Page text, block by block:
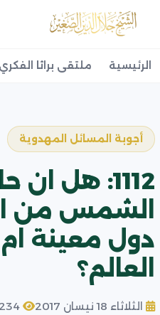
الرئيسية ملتقى براثا الفكري
أجوبة المسائل المهدوية
1112: هل ان
الشمس من
دول معينة
العالم؟
الثلاثاء 18 نيسان 2017